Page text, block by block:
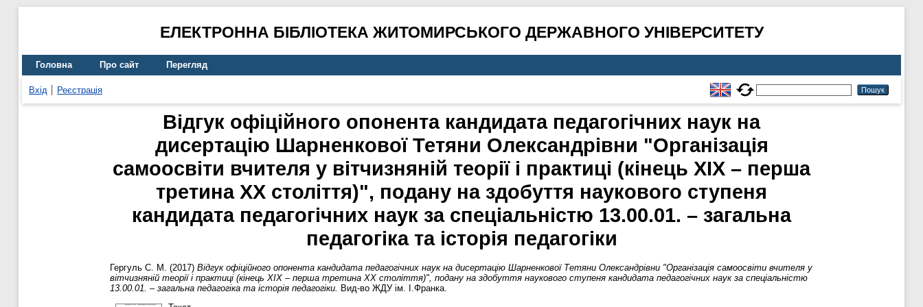
ЕЛЕКТРОННА БІБЛІОТЕКА ЖИТОМИРСЬКОГО ДЕРЖАВНОГО УНІВЕРСИТЕТУ
Головна Про сайт Перегляд
Вхід Реєстрація
Відгук офіційного опонента кандидата педагогічних наук на
дисертацію Шарненкової Тетяни Олександрівни "Організація
самоосвіти вчителя у вітчизняній теорії і практиці (кінець ХІХ – перша
третина ХХ століття)", подану на здобуття наукового ступеня
кандидата педагогічних наук за спеціальністю 13.00.01. – загальна
педагогіка та історія педагогіки
Гергуль С. М. (2017) Відгук офіційного опонента кандидата педагогічних наук на дисертацію Шарненкової Тетяни Олександрівни "Організація самоосвіти вчителя у
вітчизняній теорії і практиці (кінець ХІХ – перша третина ХХ століття)", подану на здобуття наукового ступеня кандидата педагогічних наук за спеціальністю
13.00.01. – загальна педагогіка та історія педагогіки. Вид-во ЖДУ ім. І.Франка.